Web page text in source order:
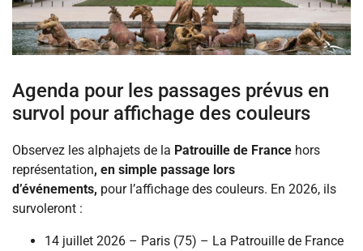
Agenda pour les passages prévus en
survol pour affichage des couleurs
Observez les alphajets de la Patrouille de France hors
représentation, en simple passage lors
d’événements, pour l’affichage des couleurs. En 2026, ils
survoleront :
14 juillet 2026 – Paris (75) – La Patrouille de France